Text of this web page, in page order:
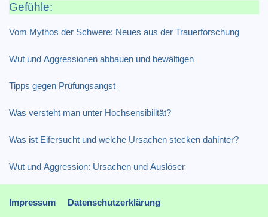
Gefühle:
Vom Mythos der Schwere: Neues aus der Trauerforschung
Wut und Aggressionen abbauen und bewältigen
Tipps gegen Prüfungsangst
Was versteht man unter Hochsensibilität?
Was ist Eifersucht und welche Ursachen stecken dahinter?
Wut und Aggression: Ursachen und Auslöser
Impressum Datenschutzerklärung